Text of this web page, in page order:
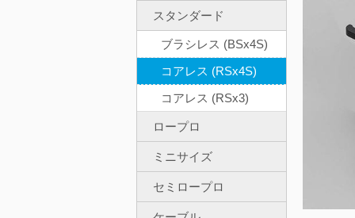
スタンダード
ブラシレス (BSx4S)
コアレス (RSx4S)
コアレス (RSx3)
ロープロ
ミニサイズ
セミロープロ